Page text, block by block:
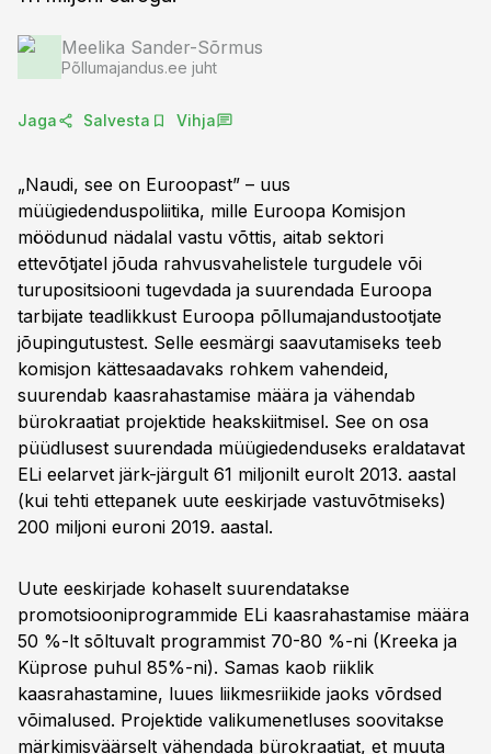
Meelika Sander-Sõrmus
Põllumajandus.ee juht
Jaga Salvesta Vihja
„Naudi, see on Euroopast” – uus
müügiedenduspoliitika, mille Euroopa Komisjon
möödunud nädalal vastu võttis, aitab sektori
ettevõtjatel jõuda rahvusvahelistele turgudele või
turupositsiooni tugevdada ja suurendada Euroopa
tarbijate teadlikkust Euroopa põllumajandustootjate
jõupingutustest. Selle eesmärgi saavutamiseks teeb
komisjon kättesaadavaks rohkem vahendeid,
suurendab kaasrahastamise määra ja vähendab
bürokraatiat projektide heakskiitmisel. See on osa
püüdlusest suurendada müügiedenduseks eraldatavat
ELi eelarvet järk-järgult 61 miljonilt eurolt 2013. aastal
(kui tehti ettepanek uute eeskirjade vastuvõtmiseks)
200 miljoni euroni 2019. aastal.
Uute eeskirjade kohaselt suurendatakse
promotsiooniprogrammide ELi kaasrahastamise määra
50 %-lt sõltuvalt programmist 70-80 %-ni (Kreeka ja
Küprose puhul 85%-ni). Samas kaob riiklik
kaasrahastamine, luues liikmesriikide jaoks võrdsed
võimalused. Projektide valikumenetluses soovitakse
märkimisväärselt vähendada bürokraatiat, et muuta